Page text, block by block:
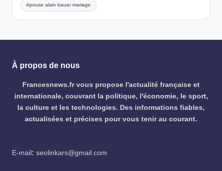
épouse alain bauer mariage
À propos de nous
Francesnews.fr vous propose l'actualité française et
internationale, couvrant la politique, l'économie, le sport,
la culture et les technologies. Des informations fiables,
actualisées et précises pour vous tenir au courant.
E-mail: seolinkars@gmail.com